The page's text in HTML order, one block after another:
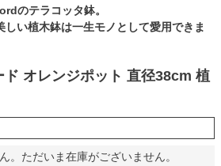
のテラコッタ鉢。
い植木鉢は一生モノとして愛用できま
オレンジポット 直径38cm 植
。ただいま在庫がございません。